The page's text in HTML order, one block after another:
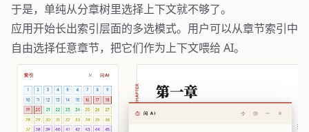
于是，单纯从分章树里选择上下文就不够了。
应用开始长出索引层面的多选模式。用户可以从章节索引中
自由选择任意章节，把它们作为上下文喂给 AI。